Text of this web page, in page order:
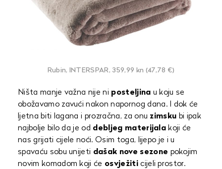
Rubin, INTERSPAR, 359,99 kn (47,78 €)
Ništa manje važna nije ni posteljina u koju se
obožavamo zavući nakon napornog dana. I dok će
ljetna biti lagana i prozračna, za onu zimsku bi ipak
najbolje bilo da je od debljeg materijala koji će
nas grijati cijele noći. Osim toga, lijepo je i u
spavaću sobu unijeti dašak nove sezone pokojim
novim komadom koji će osvježiticijeli prostor.